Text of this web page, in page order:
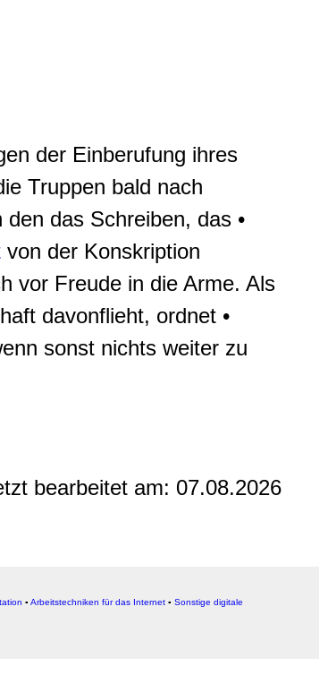
der Einberufung ihres
Truppen bald nach
das Schreiben, das •
von der Konskription
vor Freude in die Arme. Als
davonflieht, ordnet •
sonst nichts weiter zu
bearbeitet am: 07.08.2026
▪ Arbeitstechniken für das Internet ▪ Sonstige digitale